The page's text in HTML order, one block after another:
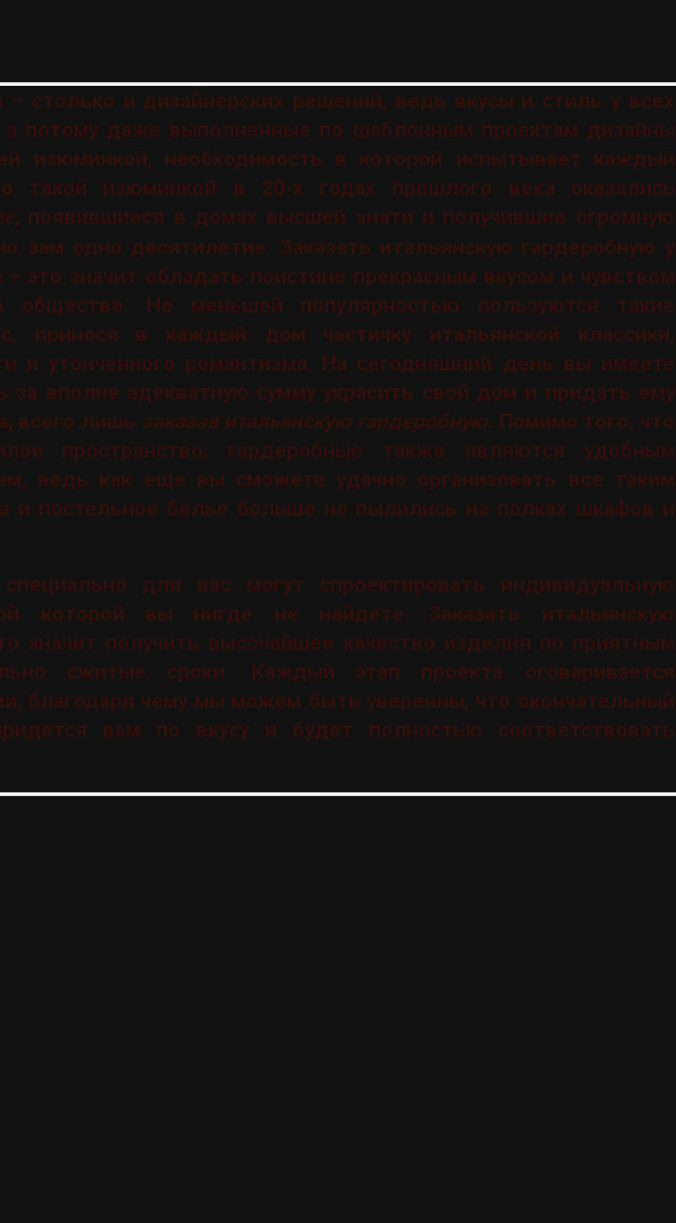
столько и дизайнерских решений, ведь вкусы и стиль у всех
а потому даже выполненные по шаблонным проектам дизайны
изюминкой, необходимость в которой испытывает каждый
такой изюминкой в 20-х годах прошлого века оказались
, появившиеся в домах высшей знати и получившие огромную
зам одно десятилетие. Заказать итальянскую гардеробную у
– это значит обладать поистине прекрасным вкусом и чувством
обществе. Не меньшей популярностью пользуются такие
принося в каждый дом частичку итальянской классики,
и утонченного романтизма. На сегодняшний день вы имеете
за вполне адекватную сумму украсить свой дом и придать ему
всего лишь заказав итальянскую гардеробную. Помимо того, что
пространство, гардеробные также являются удобным
ведь как еще вы сможете удачно организовать все таким
и постельное белье больше не пылились на полках шкафов и
для вас могут спроектировать индивидуальную
которой вы нигде не найдете. Заказать итальянскую
значит получить высочайшее качество изделия по приятным
сжитые сроки. Каждый этап проекта оговаривается
благодаря чему мы можем быть уверенны, что окончательный
вам по вкусу и будет полностью соответствовать